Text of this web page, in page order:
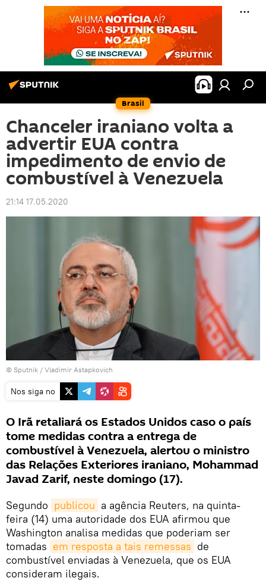
Brasil
Chanceler iraniano volta a
advertir EUA contra
impedimento de envio de
combustível à Venezuela
21:14 17.05.2020
© Sputnik / Vladimir Astapkovich
Nos siga no
O Irã retaliará os Estados Unidos caso o país
tome medidas contra a entrega de
combustível à Venezuela, alertou o ministro
das Relações Exteriores iraniano, Mohammad
Javad Zarif, neste domingo (17).
Segundo publicou a agência Reuters, na quinta-
feira (14) uma autoridade dos EUA afirmou que
Washington analisa medidas que poderiam ser
tomadas em resposta a tais remessas de
combustível enviadas à Venezuela, que os EUA
consideram ilegais.